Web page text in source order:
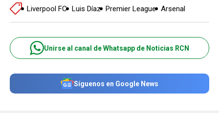
Liverpool FC Luis Díaz Premier League Arsenal
Unirse al canal de Whatsapp de Noticias RCN
Síguenos en Google News